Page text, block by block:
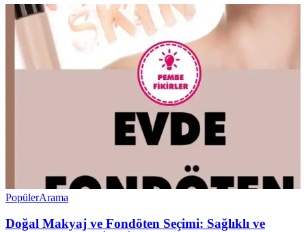
PopülerArama
Doğal Makyaj ve Fondöten Seçimi: Sağlıklı ve